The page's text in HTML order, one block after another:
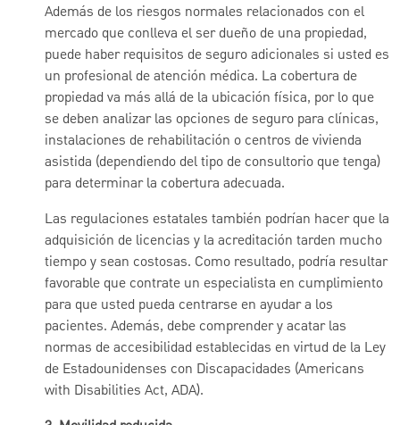
Además de los riesgos normales relacionados con el
mercado que conlleva el ser dueño de una propiedad,
puede haber requisitos de seguro adicionales si usted es
un profesional de atención médica. La cobertura de
propiedad va más allá de la ubicación física, por lo que
se deben analizar las opciones de seguro para clínicas,
instalaciones de rehabilitación o centros de vivienda
asistida (dependiendo del tipo de consultorio que tenga)
para determinar la cobertura adecuada.
Las regulaciones estatales también podrían hacer que la
adquisición de licencias y la acreditación tarden mucho
tiempo y sean costosas. Como resultado, podría resultar
favorable que contrate un especialista en cumplimiento
para que usted pueda centrarse en ayudar a los
pacientes. Además, debe comprender y acatar las
normas de accesibilidad establecidas en virtud de la Ley
de Estadounidenses con Discapacidades (Americans
with Disabilities Act, ADA).